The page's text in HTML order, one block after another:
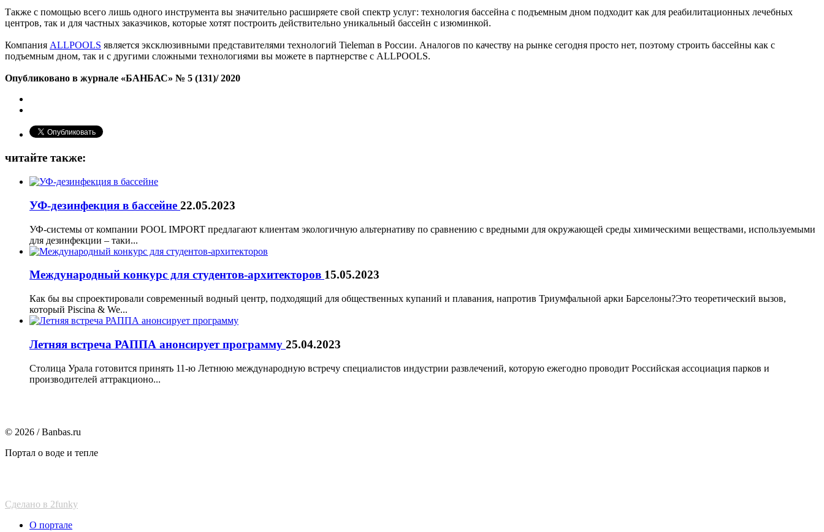
Также с помощью всего лишь одного инструмента вы значительно расширяете свой спектр услуг: технология бассейна с подъемным дном подходит как для реабилитационных лечебных
центров, так и для частных заказчиков, которые хотят построить действительно уникальный бассейн с изюминкой.
Компания ALLPOOLS является эксклюзивными представителями технологий Tieleman в России. Аналогов по качеству на рынке сегодня просто нет, поэтому строить бассейны как с
подъемным дном, так и с другими сложными технологиями вы можете в партнерстве с ALLPOOLS.
Опубликовано в журнале «БАНБАС» № 5 (131)/ 2020
читайте также:
УФ-дезинфекция в бассейне 22.05.2023
УФ-системы от компании POOL IMPORT предлагают клиентам экологичную альтернативу по сравнению с вредными для окружающей среды химическими веществами, используемыми
для дезинфекции – таки...
Международный конкурс для студентов-архитекторов 15.05.2023
Как бы вы спроектировали современный водный центр, подходящий для общественных купаний и плавания, напротив Триумфальной арки Барселоны?Это теоретический вызов,
который Piscina & We...
Летняя встреча РАППА анонсирует программу 25.04.2023
Столица Урала готовится принять 11-ю Летнюю международную встречу специалистов индустрии развлечений, которую ежегодно проводит Российская ассоциация парков и
производителей аттракционо...
© 2026 / Banbas.ru
Портал о воде и тепле
Сделано в 2funky
О портале